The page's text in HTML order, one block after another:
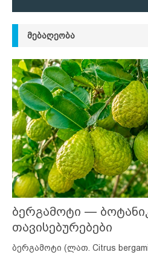
ᲛᲔᲑᲐᲦᲔᲝᲑᲐ
ბერგამოტი —
თავისებურებები
ბერგამოტი (ლათ. Citrus